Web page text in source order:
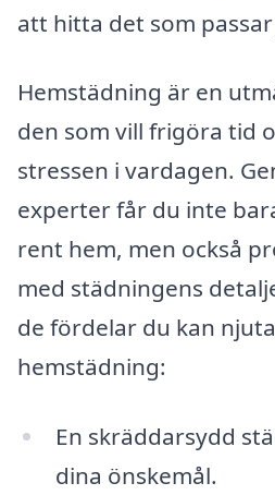
att hitta det som
Hemstädning är en
den som vill frigöra tid
stressen i vardagen.
experter får du inte
rent hem, men också
med städningens
de fördelar du kan
hemstädning:
En skräddarsydd
dina önskemål.